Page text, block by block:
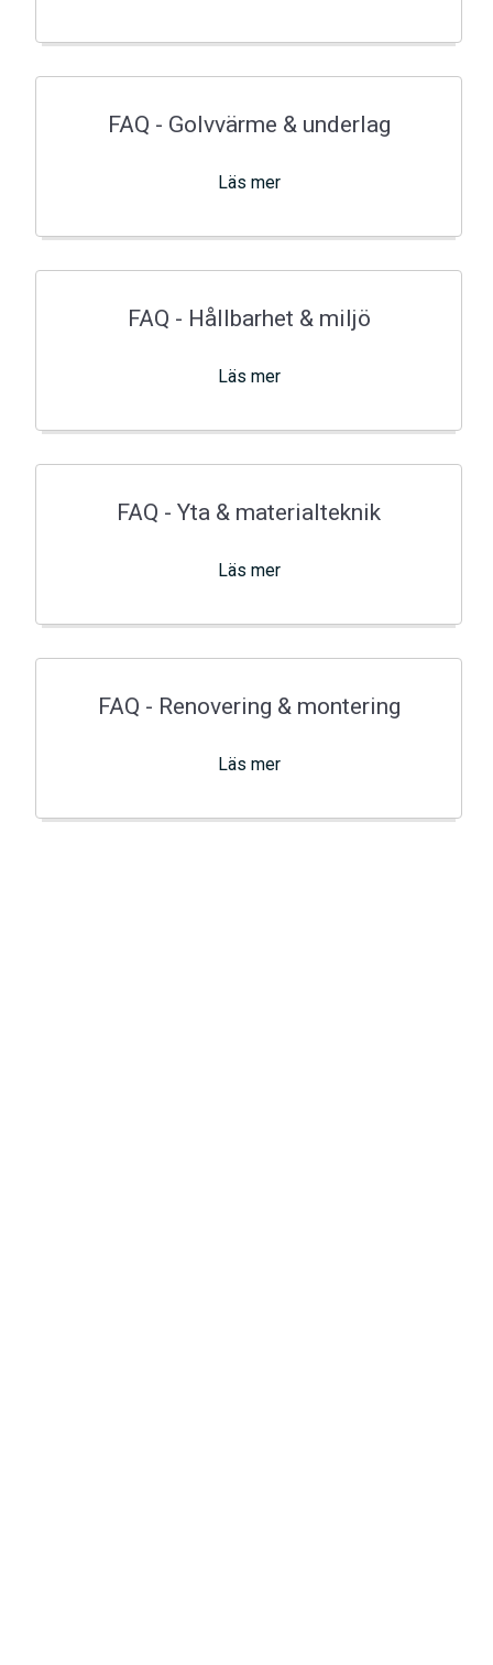
FAQ - Golvvärme & underlag
Läs mer
FAQ - Hållbarhet & miljö
Läs mer
FAQ - Yta & materialteknik
Läs mer
FAQ - Renovering & montering
Läs mer